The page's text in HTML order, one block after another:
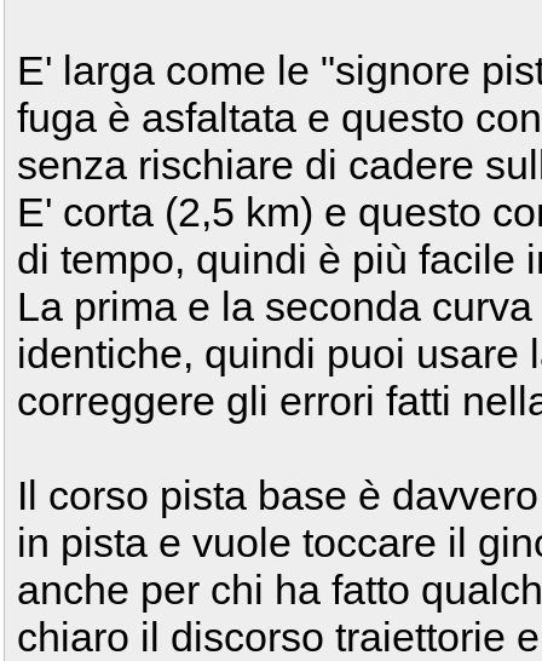
E' larga come le "signore
fuga è asfaltata e questo
senza rischiare di cadere
E' corta (2,5 km) e questo
di tempo, quindi è più facile
La prima e la seconda
identiche, quindi puoi usare
correggere gli errori fatti
Il corso pista base è
in pista e vuole toccare il
anche per chi ha fatto
chiaro il discorso traiettorie